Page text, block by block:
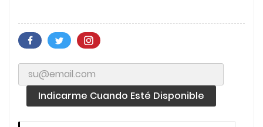
Indicarme Cuando Esté Disponible